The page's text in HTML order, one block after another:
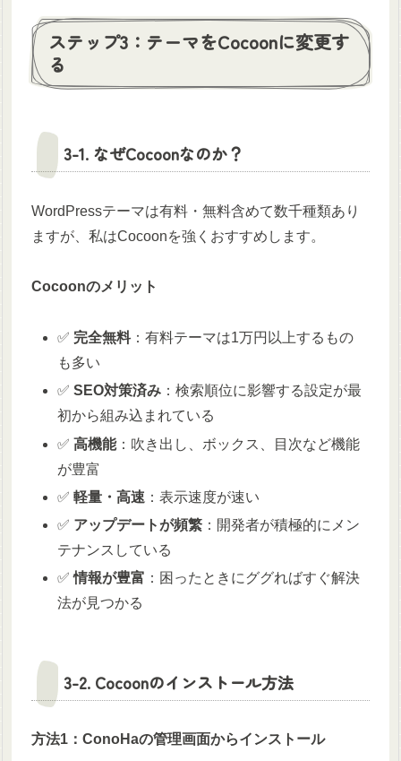
ステップ3：テーマをCocoonに変更す
る
3-1. なぜCocoonなのか？
WordPressテーマは有料・無料含めて数千種類あり
ますが、私はCocoonを強くおすすめします。
Cocoonのメリット
✅ 完全無料：有料テーマは1万円以上するもの
も多い
✅SEO対策済み ：検索順位に影響する設定が最
初から組み込まれている
✅高機能：吹き出し、ボックス、目次など機能
が豊富
✅軽量・高速 ：表示速度が速い
✅ アップデートが頻繁 ：開発者が積極的にメン
テナンスしている
✅情報が豊富 ：困ったときにググればすぐ解決
法が見つかる
3-2. Cocoonのインストール方法
方法1：ConoHaの管理画面からインストール